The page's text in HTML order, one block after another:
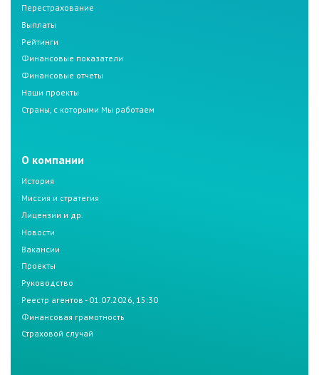
Перестрахование
Выплаты
Рейтинги
Финансовые показатели
Финансовые отчеты
Наши проекты
Страны, с которыми Мы работаем
О компании
История
Миссия и стратегия
Лицензии и др.
Новости
Вакансии
Проекты
Руководство
Реестр агентов - 01.07.2026, 15:30
Финансовая грамотность
Страховой случай